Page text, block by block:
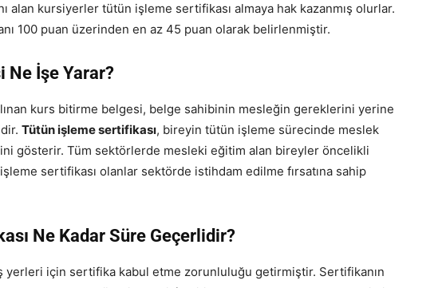
alan kursiyerler tütün işleme sertifikası almaya hak kazanmış olurlar.
100 puan üzerinden en az 45 puan olarak belirlenmiştir.
Ne İşe Yarar?
kurs bitirme belgesi, belge sahibinin mesleğin gereklerini yerine
Tütün işleme sertifikası, bireyin tütün işleme sürecinde meslek
gösterir. Tüm sektörlerde mesleki eğitim alan bireyler öncelikli
sertifikası olanlar sektörde istihdam edilme fırsatına sahip
Ne Kadar Süre Geçerlidir?
yerleri için sertifika kabul etme zorunluluğu getirmiştir. Sertifikanın